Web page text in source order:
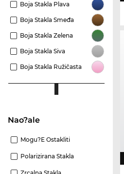
Boja Stakla Plava
Boja Stakla Smeđa
Boja Stakla Zelena
Boja Stakla Siva
Boja Stakla Ružičasta
Nao?ale
Mogu?e Ostakliti
Polarizirana Stakla